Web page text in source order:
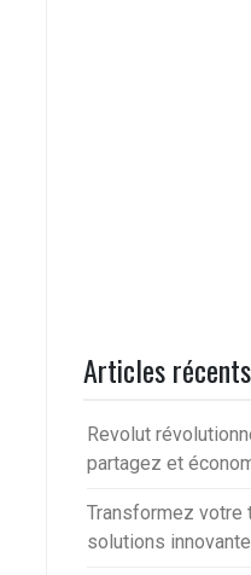
Articles récents
Revolut
partagez et
Transformez votre
solutions